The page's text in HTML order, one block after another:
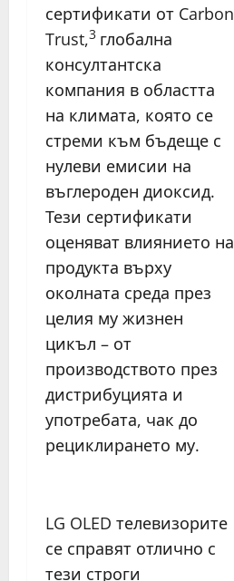
сертификати от Carbon
Trust,3 глобална
консултантска
компания в областта
на климата, която се
стреми към бъдеще с
нулеви емисии на
въглероден диоксид.
Тези сертификати
оценяват влиянието на
продукта върху
околната среда през
целия му жизнен
цикъл – от
производството през
дистрибуцията и
употребата, чак до
рециклирането му.
LG OLED телевизорите
се справят отлично с
тези строги